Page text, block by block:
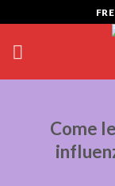
to
content
Come